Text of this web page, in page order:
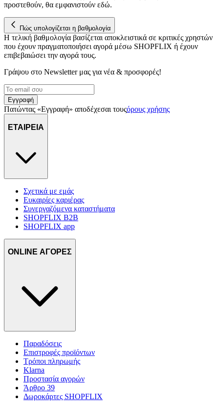
για να αποθηκεύουμε και να έχουμε πρόσβαση σε πληροφορίες
διαφημίσεων και περιεχομένου, τις μετρήσεις σχετικά με
διαφημίσεις και περιεχόμενο, την καλύτερη εικόνα του κοινού
μας και την ανάπτυξη προϊόντων. Επίσης, κοινοποιούμε
πληροφορίες σχετικά με την από μέρους σας χρήση της
δικτύωσης, διαφημίσεων και ανάλυσης.
προστεθούν, θα εμφανιστούν εδώ.
Πώς υπολογίζεται η βαθμολογία
Η τελική βαθμολογία βασίζεται αποκλειστικά σε κριτικές χρηστών
που έχουν πραγματοποιήσει αγορά μέσω SHOPFLIX ή έχουν
επιβεβαιώσει την αγορά τους.
Γράψου στο Νewsletter μας για νέα & προσφορές!
Εγγραφή
Πατώντας «Εγγραφή» αποδέχεσαι τουςόρους χρήσης
ΕΤΑΙΡΕΙΑ
Σχετικά με εμάς
Ευκαιρίες καριέρας
Συνεργαζόμενα καταστήματα
SHOPFLIX B2B
SHOPFLIX app
ONLINE ΑΓΟΡΕΣ
Παραδόσεις
Επιστροφές προϊόντων
Τρόποι πληρωμής
Klarna
Προστασία αγορών
Άρθρο 39
Δωροκάρτες SHOPFLIX